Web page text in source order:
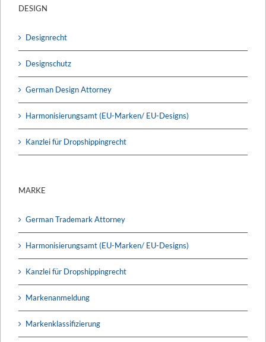
DESIGN
Designrecht
Designschutz
German Design Attorney
Harmonisierungsamt (EU-Marken/ EU-Designs)
Kanzlei für Dropshippingrecht
MARKE
German Trademark Attorney
Harmonisierungsamt (EU-Marken/ EU-Designs)
Kanzlei für Dropshippingrecht
Markenanmeldung
Markenklassifizierung